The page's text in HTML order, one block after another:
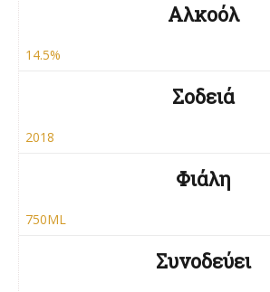
Αλκοόλ
14.5%
Σοδειά
2018
Φιάλη
750ML
Συνοδεύει